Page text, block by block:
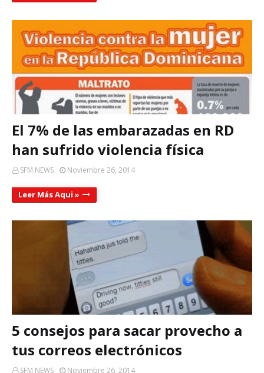
El 7% de las embarazadas en RD
han sufrido violencia física
SFM NEWS Noviembre 26, 2014
Leer Más Aqui »
5 consejos para sacar provecho a
tus correos electrónicos
SFM NEWS Noviembre 26, 2014